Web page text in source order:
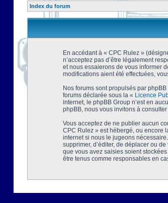
Index du forum
En accédant à « CPC Rulez »
n’acceptez pas d’être légalement
et nous essaierons de vous informer
modifications aient été effectuées,
Nos forums sont propulsés par
forums déclarée sous la « Licence
internet, le phpBB Group n’est en
phpBB, nous vous invitons à consulter
Vous acceptez de ne publier aucun
CPC Rulez » est hébergé, ou encore
internet si nous le jugeons
supprimer, d’éditer, de déplacer ou
que vous avez saisies soient
être tenus comme responsables en